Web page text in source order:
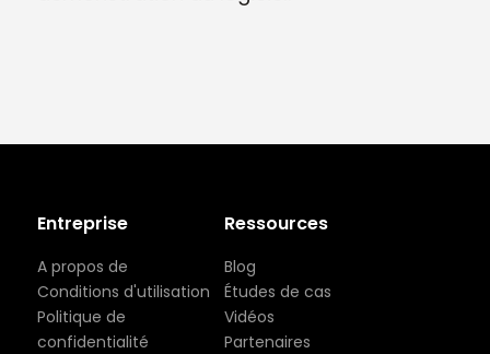
Entreprise
A propos de
Conditions d'utilisation
Politique de
confidentialité
Ressources
Blog
Études de cas
Vidéos
Partenaires